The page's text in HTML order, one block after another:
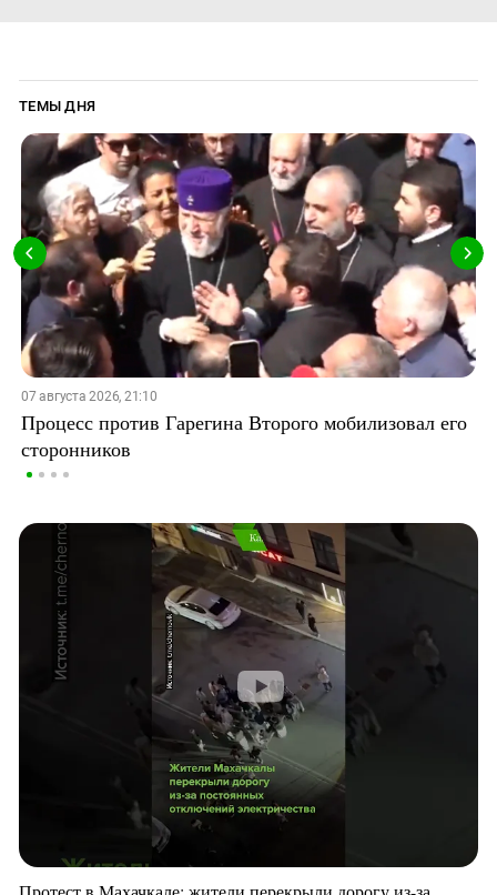
ТЕМЫ ДНЯ
07 августа 2026, 21:10
Процесс против Гарегина Второго мобилизовал его
сторонников